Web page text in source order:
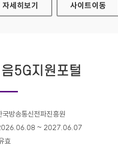
사서지원서비스
자세히보기 사이트이동
5G지원포털
관명 :
국방송통신전파진흥원
증기간 :
~ 2027.06.07
태 :
효